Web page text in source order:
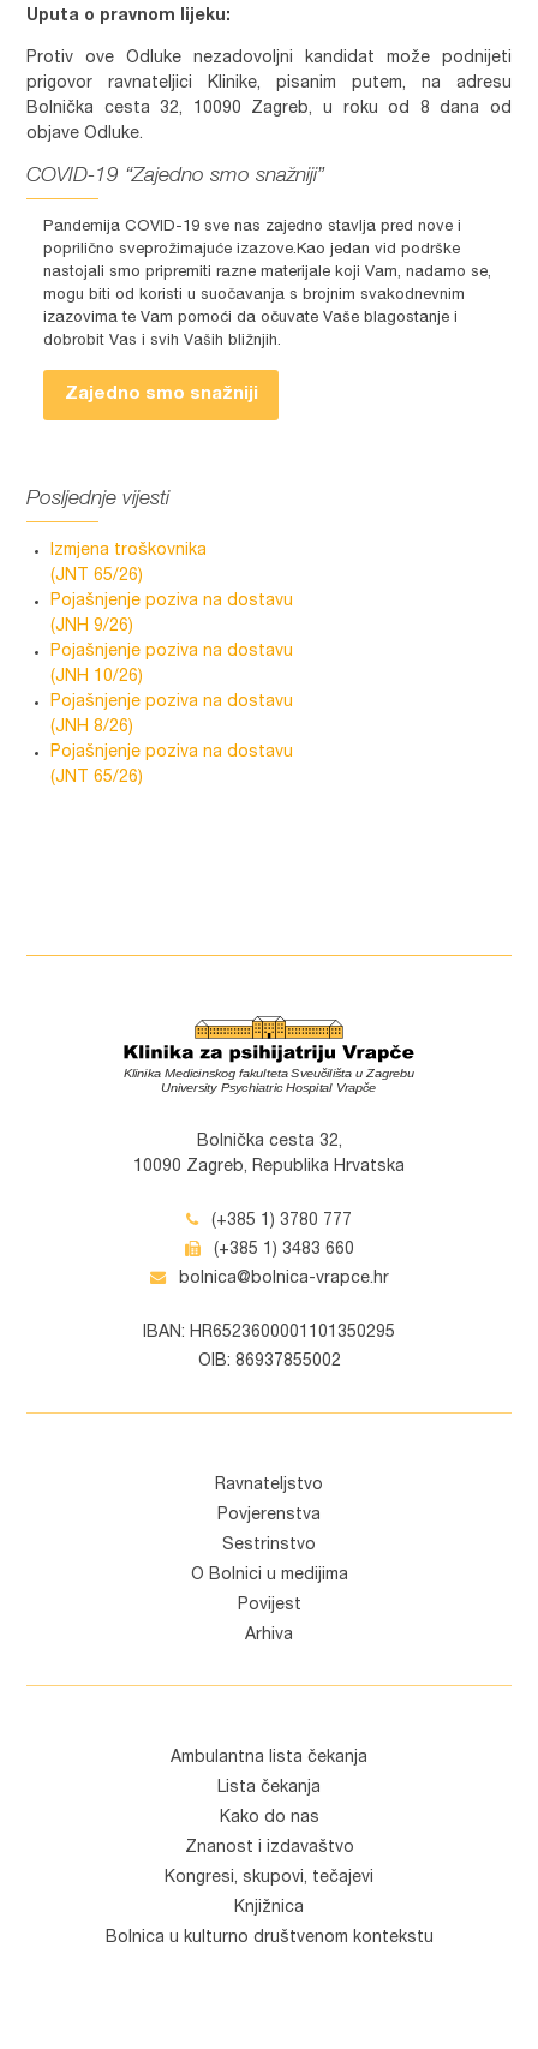
Uputa o pravnom lijeku:
Protiv ove Odluke nezadovoljni kandidat može podnijeti
prigovor ravnateljici Klinike, pisanim putem, na adresu
Bolnička cesta 32, 10090 Zagreb, u roku od 8 dana od
objave Odluke.
COVID-19 “Zajedno smo snažniji”
Pandemija COVID-19 sve nas zajedno stavlja pred nove i
poprilično sveprožimajuće izazove.Kao jedan vid podrške
nastojali smo pripremiti razne materijale koji Vam, nadamo se,
mogu biti od koristi u suočavanja s brojnim svakodnevnim
izazovima te Vam pomoći da očuvate Vaše blagostanje i
dobrobit Vas i svih Vaših bližnjih.
Zajedno smo snažniji
Posljednje vijesti
Izmjena troškovnika
(JNT 65/26)
Pojašnjenje poziva na dostavu
(JNH 9/26)
Pojašnjenje poziva na dostavu
(JNH 10/26)
Pojašnjenje poziva na dostavu
(JNH 8/26)
Pojašnjenje poziva na dostavu
(JNT 65/26)
Bolnička cesta 32,
10090 Zagreb, Republika Hrvatska
(+385 1) 3780 777
(+385 1) 3483 660
bolnica@bolnica-vrapce.hr
IBAN: HR6523600001101350295
OIB: 86937855002
Ravnateljstvo
Povjerenstva
Sestrinstvo
O Bolnici u medijima
Povijest
Arhiva
Ambulantna lista čekanja
Lista čekanja
Kako do nas
Znanost i izdavaštvo
Kongresi, skupovi, tečajevi
Knjižnica
Bolnica u kulturno društvenom kontekstu